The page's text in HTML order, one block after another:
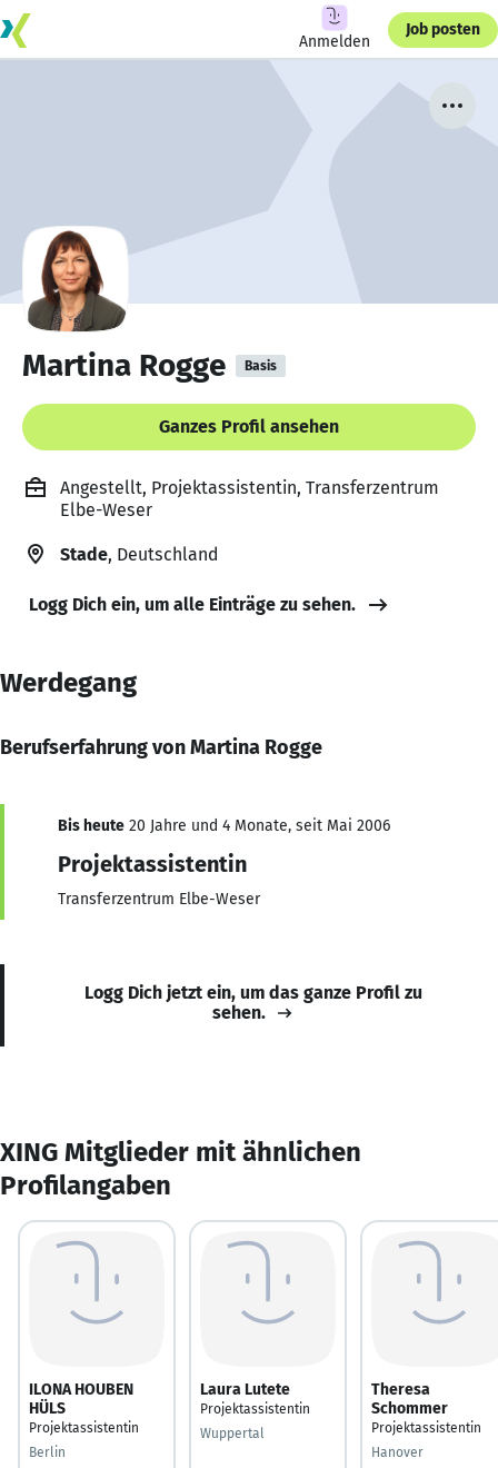
Anmelden
Job posten
Martina Rogge Basis
Ganzes Profil ansehen
Angestellt, Projektassistentin, Transferzentrum
Elbe-Weser
Stade, Deutschland
Logg Dich ein, um alle Einträge zu sehen.
Werdegang
Berufserfahrung von Martina Rogge
Bis heute 20 Jahre und 4 Monate, seit Mai 2006
Projektassistentin
Transferzentrum Elbe-Weser
Logg Dich jetzt ein, um das ganze Profil zu
sehen.
XING Mitglieder mit ähnlichen
Profilangaben
ILONA HOUBEN
HÜLS
Projektassistentin
Berlin
Laura Lutete
Projektassistentin
Wuppertal
Theresa
Schommer
Projektassistentin
Hanover